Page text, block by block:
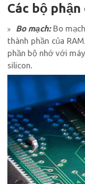
Các bộ
Bo mạch:Bo
thành phần của
phần bộ nhớ với
silicon.